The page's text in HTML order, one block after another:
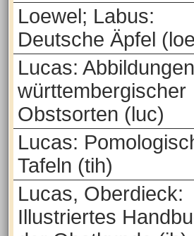
Loewel; Labus:
Deutsche Äpfel
Lucas: Abbildungen
württembergischer
Obstsorten (luc)
Lucas:
Tafeln (tih)
Lucas, Oberdieck:
Illustriertes